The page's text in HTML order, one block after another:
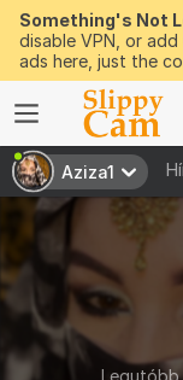
Something's Not
disable VPN, or
ads here, just the
Aziza1
Legutóbb